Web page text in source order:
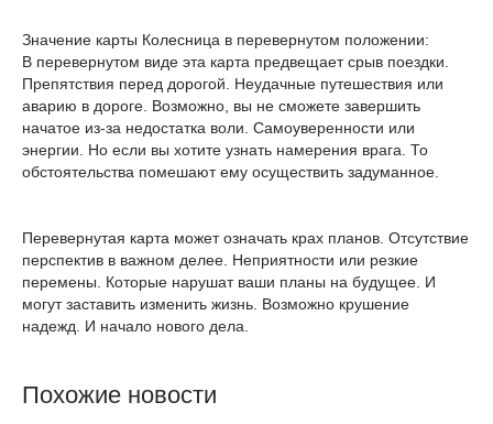
Значение карты Колесница в перевернутом положении:
В перевернутом виде эта карта предвещает срыв поездки.
Препятствия перед дорогой. Неудачные путешествия или
аварию в дороге. Возможно, вы не сможете завершить
начатое из-за недостатка воли. Самоуверенности или
энергии. Но если вы хотите узнать намерения врага. То
обстоятельства помешают ему осуществить задуманное.
Перевернутая карта может означать крах планов. Отсутствие
перспектив в важном делее. Неприятности или резкие
перемены. Которые нарушат ваши планы на будущее. И
могут заставить изменить жизнь. Возможно крушение
надежд. И начало нового дела.
Похожие новости